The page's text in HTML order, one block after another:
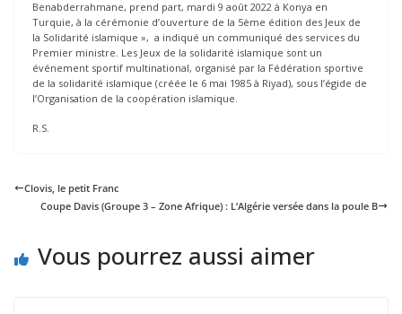
Benabderrahmane, prend part, mardi 9 août 2022 à Konya en
Turquie, à la cérémonie d’ouverture de la 5ème édition des Jeux de
la Solidarité islamique », a indiqué un communiqué des services du
Premier ministre. Les Jeux de la solidarité islamique sont un
événement sportif multinational, organisé par la Fédération sportive
de la solidarité islamique (créée le 6 mai 1985 à Riyad), sous l’égide de
l’Organisation de la coopération islamique.
R.S.
Clovis, le petit Franc
Coupe Davis (Groupe 3 – Zone Afrique) : L’Algérie versée dans la poule B
Vous pourrez aussi aimer